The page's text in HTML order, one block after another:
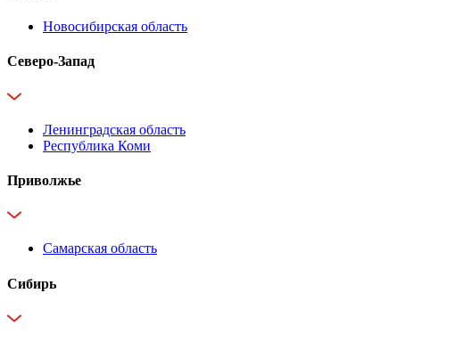
Новосибирская область
Северо-Запад
Ленинградская область
Республика Коми
Приволжье
Самарская область
Сибирь